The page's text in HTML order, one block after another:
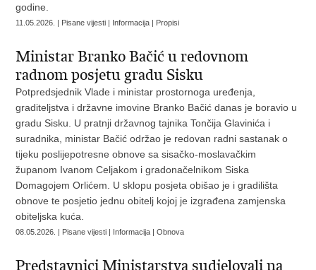
godine.
11.05.2026. | Pisane vijesti | Informacija | Propisi
Ministar Branko Bačić u redovnom
radnom posjetu gradu Sisku
Potpredsjednik Vlade i ministar prostornoga uređenja,
graditeljstva i državne imovine Branko Bačić danas je boravio u
gradu Sisku. U pratnji državnog tajnika Tončija Glavinića i
suradnika, ministar Bačić održao je redovan radni sastanak o
tijeku poslijepotresne obnove sa sisačko-moslavačkim
županom Ivanom Celjakom i gradonačelnikom Siska
Domagojem Orlićem. U sklopu posjeta obišao je i gradilišta
obnove te posjetio jednu obitelj kojoj je izgrađena zamjenska
obiteljska kuća.
08.05.2026. | Pisane vijesti | Informacija | Obnova
Predstavnici Ministarstva sudjelovali na